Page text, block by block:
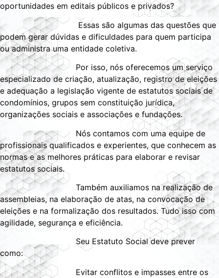
oportunidades em editais públicos e privados?
Essas são algumas das questões que
podem gerar dúvidas e dificuldades para quem participa
ou administra uma entidade coletiva.
Por isso, nós oferecemos um serviço
especializado de criação, atualização, registro de eleições
e adequação a legislação vigente de estatutos sociais de
condomínios, grupos sem constituição jurídica,
organizações sociais e associações e fundações.
Nós contamos com uma equipe de
profissionais qualificados e experientes, que conhecem as
normas e as melhores práticas para elaborar e revisar
estatutos sociais.
Também auxiliamos na realização de
assembleias, na elaboração de atas, na convocação de
eleições e na formalização dos resultados. Tudo isso com
agilidade, segurança e eficiência.
Seu Estatuto Social deve prever
como:
Evitar conflitos e impasses entre os